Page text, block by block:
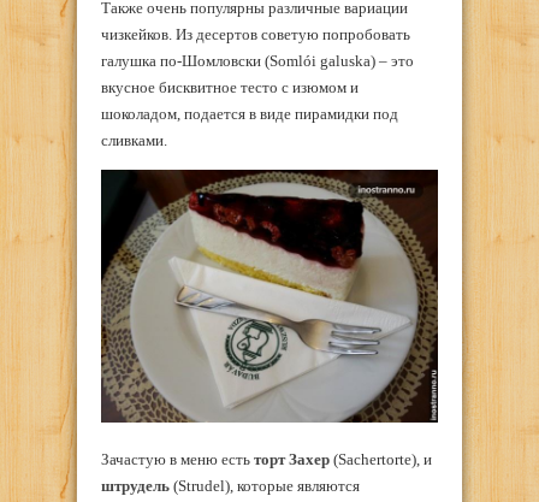
Также очень популярны различные вариации
чизкейков. Из десертов советую попробовать
галушка по-Шомловски (Somlói galuska) – это
вкусное бисквитное тесто с изюмом и
шоколадом, подается в виде пирамидки под
сливками.
Зачастую в меню есть торт Захер (Sachertorte), и
штрудель (Strudel), которые являются